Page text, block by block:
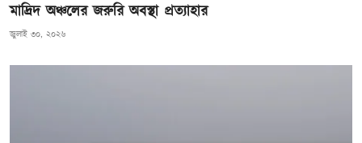
মাদ্রিদ অঞ্চলের জরুরি অবস্থা প্রত্যাহার
জুলাই ৩০, ২০২৬